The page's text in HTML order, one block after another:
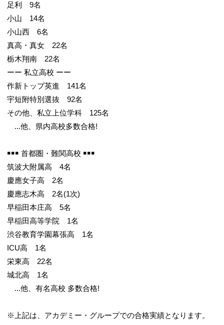
足利 9名
小山 14名
小山西 6名
真高・真女 22名
栃木翔南 22名
ーー 私立高校 ーー
作新トップ英進 141名
宇短附特別選抜 92名
その他、私立上位学科 125名
...他、県内高校多数合格!
￭￭￭ 首都圏・難関高校 ￭￭￭
筑波大附属高 4名
慶應女子高 2名
慶應志木高 2名(1次)
早稲田本庄高 5名
早稲田高等学院 1名
渋谷教育学園幕張高 1名
ICU高 1名
栄東高 22名
城北高 1名
...他、有名高校 多数合格!
※上記は、アカデミー・グループでの合格実績となります。